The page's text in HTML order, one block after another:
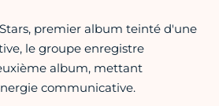
premier album teinté d'une
le groupe enregistre
album, mettant
communicative.